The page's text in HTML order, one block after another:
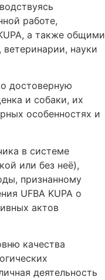
работе,
а также общими
науки
достоверную
и собаки, их
особенностях и
в системе
или без неё),
признанному
UFBA KUPA о
актов
качества
деятельность